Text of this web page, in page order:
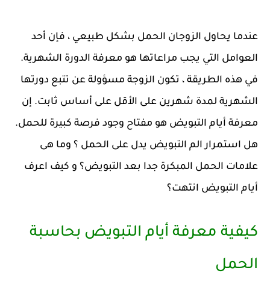
عندما يحاول الزوجان الحمل بشكل طبيعي ، فإن أحد
العوامل التي يجب مراعاتها هو معرفة الدورة الشهرية.
في هذه الطريقة ، تكون الزوجة مسؤولة عن تتبع دورتها
الشهرية لمدة شهرين على الأقل على أساس ثابت. إن
معرفة أيام التبويض هو مفتاح وجود فرصة كبيرة للحمل.
هل استمرار الم التبويض يدل على الحمل ؟ وما هى
علامات الحمل المبكرة جدا بعد التبويض؟ و كيف اعرف
أيام التبويض انتهت؟
كيفية معرفة أيام التبويض بحاسبة
الحمل